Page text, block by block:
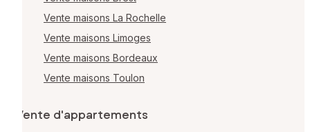
Vente maisons La Rochelle
Vente maisons Limoges
Vente maisons Bordeaux
Vente maisons Toulon
Vente d'appartements